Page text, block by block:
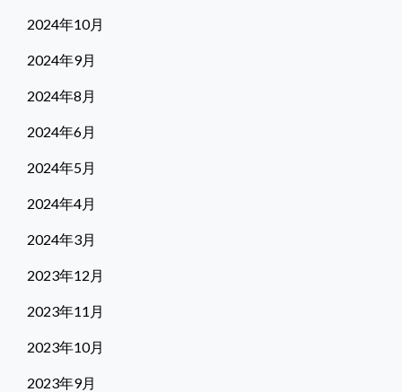
2024年10月
2024年9月
2024年8月
2024年6月
2024年5月
2024年4月
2024年3月
2023年12月
2023年11月
2023年10月
2023年9月